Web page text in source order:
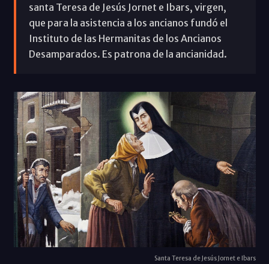
santa Teresa de Jesús Jornet e Ibars, virgen,
que para la asistencia a los ancianos fundó el
Instituto de las Hermanitas de los Ancianos
Desamparados. Es patrona de la ancianidad.
Santa Teresa de Jesús Jornet e Ibars